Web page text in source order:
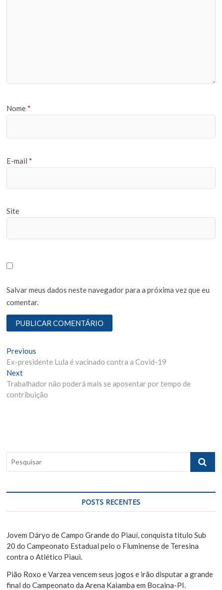
Nome *
E-mail *
Site
Salvar meus dados neste navegador para a próxima vez que eu
comentar.
N
a
v
e
ç
ã
d
e
P
o
s
t
Previous
r
v
i
s
t
Ex-presidente Lula é vacinado contra a Covid-19
Next
e
x
:
Trabalhador não poderá mais se aposentar por tempo de
contribuição
q
i
a
r
POSTS RECENTES
Jovem Dáryo de Campo Grande do Piauí, conquista titulo Sub
20 do Campeonato Estadual pelo o Fluminense de Teresina
contra o Atlético Piaui.
Pião Roxo e Varzea vencem seus jogos e irão disputar a grande
final do Campeonato da Arena Kaiamba em Bocaina-PI.